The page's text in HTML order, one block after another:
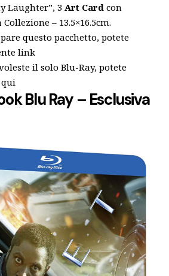
Laughter”, 3 Art Card con
– 13.5×16.5cm.
questo pacchetto, potete
link
il solo Blu-Ray, potete
Blu Ray – Esclusiva